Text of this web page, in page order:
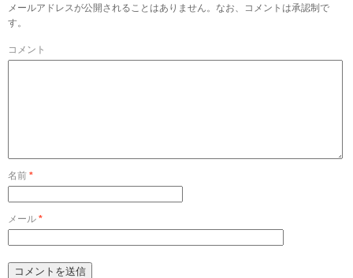
メールアドレスが公開されることはありません。なお、コメントは承認制で
す。
コメント
名前 *
メール *